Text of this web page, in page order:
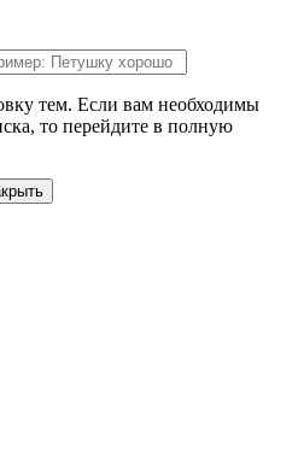
тем. Если вам необходимы
то перейдите в полную